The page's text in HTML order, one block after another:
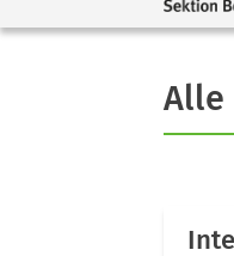
Alle